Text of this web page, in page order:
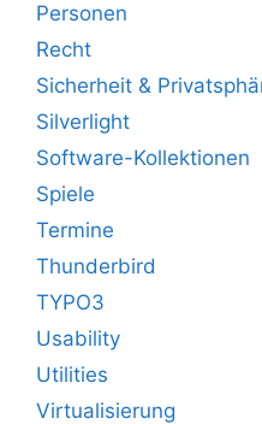
Personen
Recht
Sicherheit &
Silverlight
Software-Kollektionen
Spiele
Termine
Thunderbird
TYPO3
Usability
Utilities
Virtualisierung